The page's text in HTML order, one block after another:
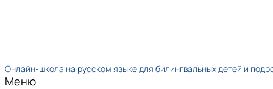
Онлайн-школа на русском языке для билингвальных детей и
Меню